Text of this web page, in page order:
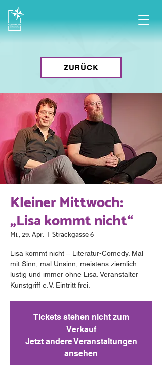
ZURÜCK
Kleiner Mittwoch:
„Lisa kommt nicht“
Mi., 29. Apr.
  |
Strackgasse 6
Lisa kommt nicht – Literatur-Comedy. Mal
mit Sinn, mal Unsinn, meistens ziemlich
lustig und immer ohne Lisa. Veranstalter
Kunstgriff e.V. Eintritt frei.
Tickets stehen nicht zum
Verkauf
Jetzt andere Veranstaltungen
ansehen